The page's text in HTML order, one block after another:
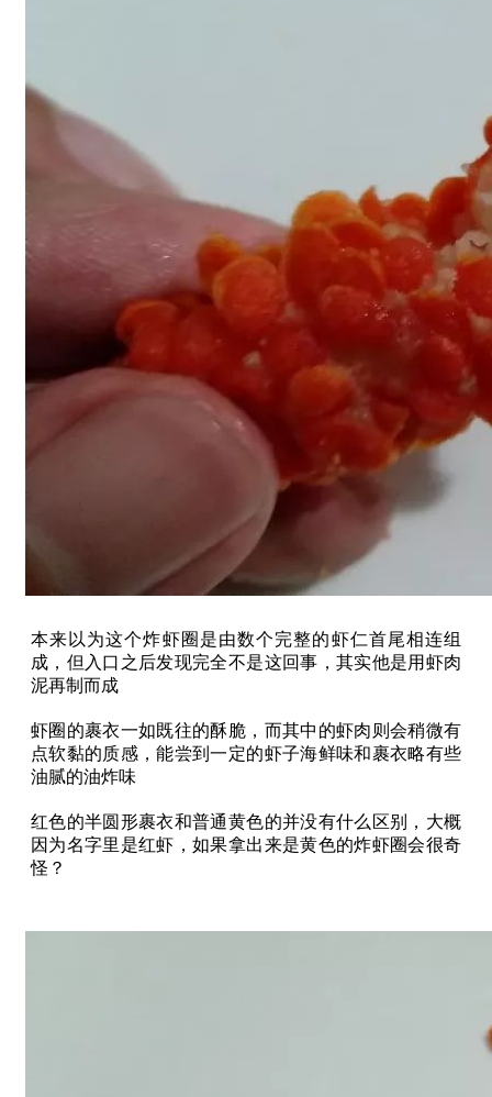
本来以为这个炸虾圈是由数个完整的虾仁首尾相连组
成，但入口之后发现完全不是这回事，其实他是用虾肉
泥再制而成
虾圈的裹衣一如既往的酥脆，而其中的虾肉则会稍微有
点软黏的质感，能尝到一定的虾子海鲜味和裹衣略有些
油腻的油炸味
红色的半圆形裹衣和普通黄色的并没有什么区别，大概
因为名字里是红虾，如果拿出来是黄色的炸虾圈会很奇
怪？